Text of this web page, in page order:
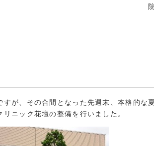
すが、その合間となった先週末、本格的な
ニック花壇の整備を行いました。